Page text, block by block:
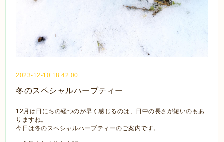
2023-12-10 18:42:00
冬のスペシャルハーブティー
12月は日にちの経つのが早く感じるのは、日中の長さが短いのもあ
りますね。
今日は冬のスペシャルハーブティーのご案内です。